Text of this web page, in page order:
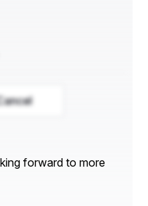
forward to more